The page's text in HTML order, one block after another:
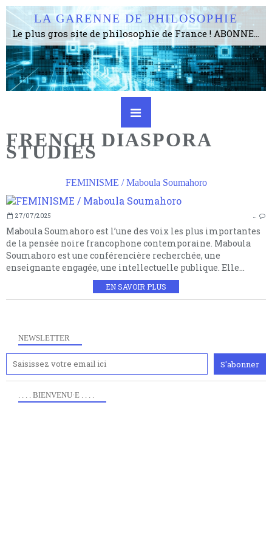
LA GARENNE DE PHILOSOPHIE
Le plus gros site de philosophie de France ! ABONNEZ-VOUS ! 4115 Articles, 1634 abonné·e·s, depuis 2006 . . . . . . . . 2 852 214 pages vues jusqu'à présent. Prestance et être apte à un plus grand nombre de choses.
FRENCH DIASPORA
STUDIES
FEMINISME / Maboula Soumahoro
27/07/2025 …
Maboula Soumahoro est l’une des voix les plus importantes
de la pensée noire francophone contemporaine. Maboula
Soumahoro est une conférencière recherchée, une
enseignante engagée, une intellectuelle publique. Elle...
EN SAVOIR PLUS
NEWSLETTER
. . . . BIENVENU·E . . . .